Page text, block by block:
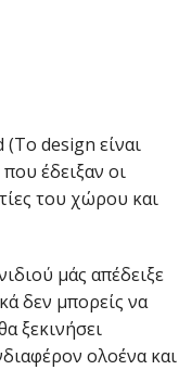
design είναι
έδειξαν οι
του χώρου και
μάς απέδειξε
δεν μπορείς να
ξεκινήσει
ολoένα και